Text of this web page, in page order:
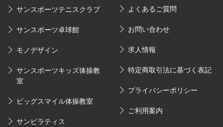
サンスポーツテニスクラブ
サンスポーツ卓球館
モノデザイン
サンスポーツキッズ体操教
室
ビッグスマイル体操教室
サンピラティス
よくあるご質問
お問い合わせ
求人情報
特定商取引法に基づく表記
プライバシーポリシー
ご利用案内